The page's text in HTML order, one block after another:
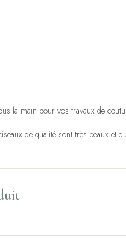
la main pour vos travaux de
de qualité sont très beaux et